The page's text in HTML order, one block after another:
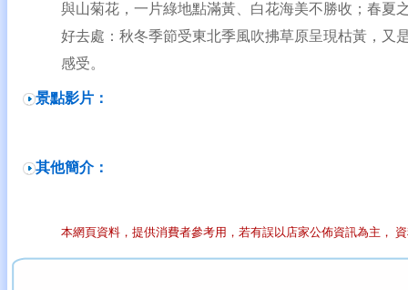
與山菊花，一片綠地點滿黃、白花海美不勝收；春夏
好去處：秋冬季節受東北季風吹拂草原呈現枯黃，又
感受。
景點影片：
其他簡介：
本網頁資料，提供消費者參考用，若有誤以店家公佈資訊為主，